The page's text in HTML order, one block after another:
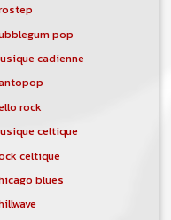
pop
cadienne
rock
celtique
celtique
blues